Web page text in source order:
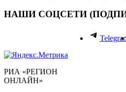
НАШИ СОЦСЕТИ
РИА «РЕГИОН
ОНЛАЙН»